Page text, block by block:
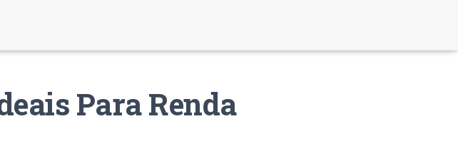
Para Renda